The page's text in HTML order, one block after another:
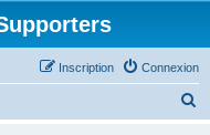
Connexion
Inscription